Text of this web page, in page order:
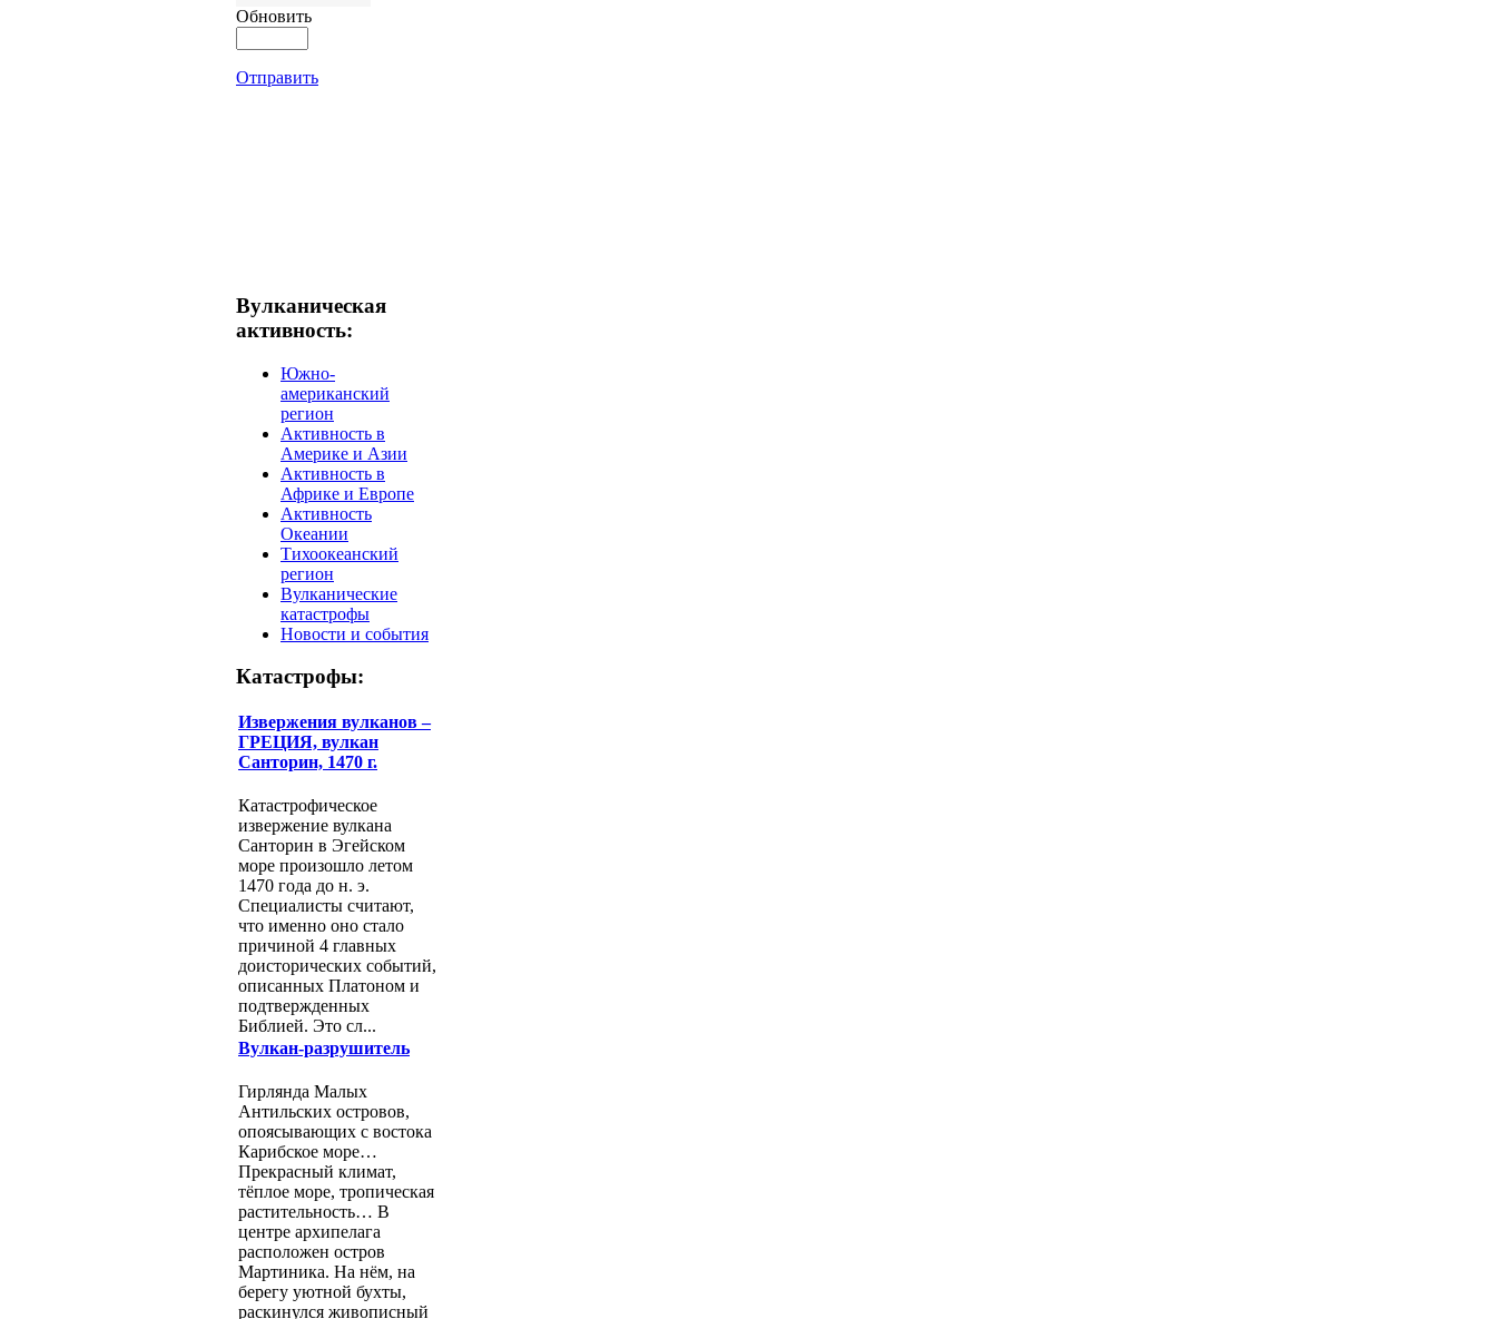
Обновить
Отправить
Вулканическая
активность:
Южно-
американский
регион
Активность в
Америке и Азии
Активность в
Африке и Европе
Активность
Океании
Тихоокеанский
регион
Вулканические
катастрофы
Новости и события
Катастрофы:
Извержения вулканов –
ГРЕЦИЯ, вулкан
Санторин, 1470 г.
Катастрофическое
извержение вулкана
Санторин в Эгейском
море произошло летом
1470 года до н. э.
Специалисты считают,
что именно оно стало
причиной 4 главных
доисторических событий,
описанных Платоном и
подтвержденных
Библией. Это сл...
Вулкан-разрушитель
Гирлянда Малых
Антильских островов,
опоясывающих с востока
Карибское море…
Прекрасный климат,
тёплое море, тропическая
растительность… В
центре архипелага
расположен остров
Мартиника. На нём, на
берегу уютной бухты,
раскинулся живописный